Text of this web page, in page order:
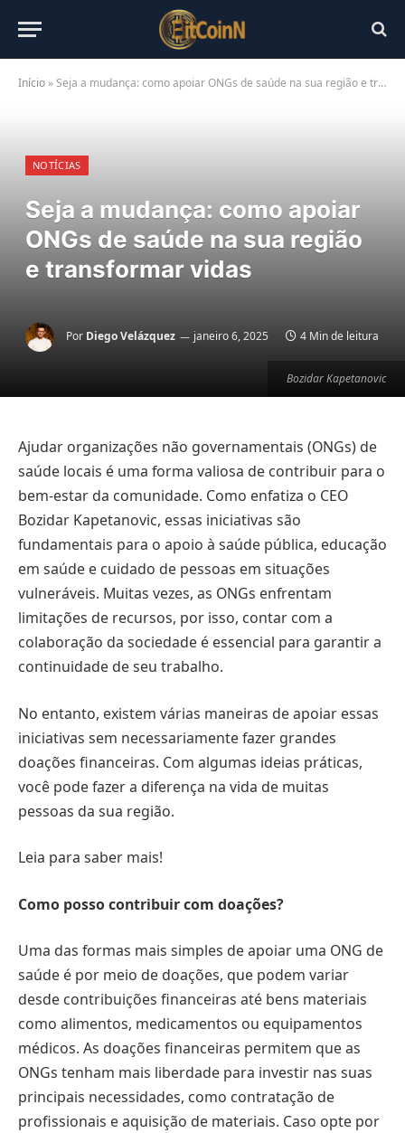
Início »Seja a mudança: como apoiar ONGs de saúde na sua região e transformar vidas
Bozidar Kapetanovic
NOTÍCIAS
Seja a mudança: como apoiar
ONGs de saúde na sua região
e transformar vidas
Por Diego Velázquez janeiro 6, 2025 4 Min de leitura
Ajudar organizações não governamentais (ONGs) de
saúde locais é uma forma valiosa de contribuir para o
bem-estar da comunidade. Como enfatiza o CEO
Bozidar Kapetanovic, essas iniciativas são
fundamentais para o apoio à saúde pública, educação
em saúde e cuidado de pessoas em situações
vulneráveis. Muitas vezes, as ONGs enfrentam
limitações de recursos, por isso, contar com a
colaboração da sociedade é essencial para garantir a
continuidade de seu trabalho.
No entanto, existem várias maneiras de apoiar essas
iniciativas sem necessariamente fazer grandes
doações financeiras. Com algumas ideias práticas,
você pode fazer a diferença na vida de muitas
pessoas da sua região.
Leia para saber mais!
Como posso contribuir com doações?
Uma das formas mais simples de apoiar uma ONG de
saúde é por meio de doações, que podem variar
desde contribuições financeiras até bens materiais
como alimentos, medicamentos ou equipamentos
médicos. As doações financeiras permitem que as
ONGs tenham mais liberdade para investir nas suas
principais necessidades, como contratação de
profissionais e aquisição de materiais. Caso opte por